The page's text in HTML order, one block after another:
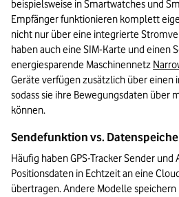
beispielsweise in Smartwatches und
Empfänger funktionieren komplett
nicht nur über eine integrierte
haben auch eine SIM-Karte und einen
energiesparende Maschinennetz
Geräte verfügen zusätzlich über einen
sodass sie ihre Bewegungsdaten über
können.
Sendefunktion vs.
Häufig haben GPS-Tracker Sender
Positionsdaten in Echtzeit an eine
übertragen. Andere Modelle